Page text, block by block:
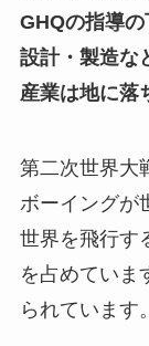
GHQの指導
設計・製造な
産業は地に落
第二次世界大
ボーイングが
世界を飛行す
を占めていま
られています。